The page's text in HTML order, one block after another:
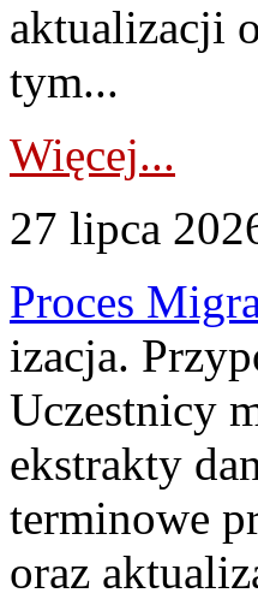
aktualizacji
tym...
Więcej...
27 lipca
Proces
izacja.
Uczestnicy
ekstrakty
terminowe
oraz